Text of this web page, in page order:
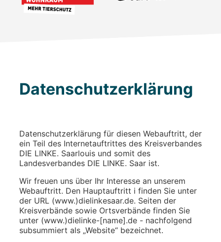
Datenschutzerklärung
Datenschutzerklärung für diesen Webauftritt, der
ein Teil des Internetauftrittes des Kreisverbandes
DIE LINKE. Saarlouis und somit des
Landesverbandes DIE LINKE. Saar ist.
Wir freuen uns über Ihr Interesse an unserem
Webauftritt. Den Hauptauftritt i finden Sie unter
der URL (www.)dielinkesaar.de. Seiten der
Kreisverbände sowie Ortsverbände finden Sie
unter (www.)dielinke-[name].de - nachfolgend
subsummiert als „Website“ bezeichnet.